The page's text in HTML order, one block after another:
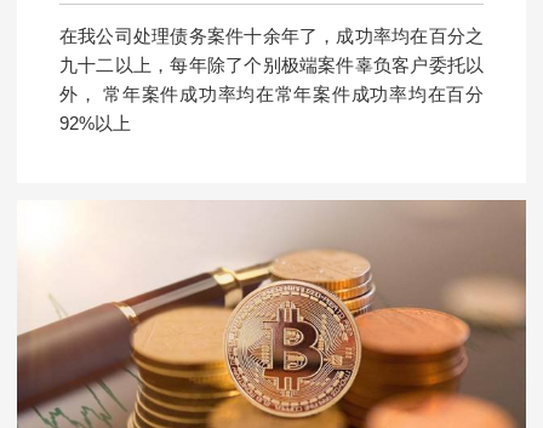
在我公司处理债务案件十余年了，成功率均在百分之
九十二以上，每年除了个别极端案件辜负客户委托以
外， 常年案件成功率均在常年案件成功率均在百分
92%以上